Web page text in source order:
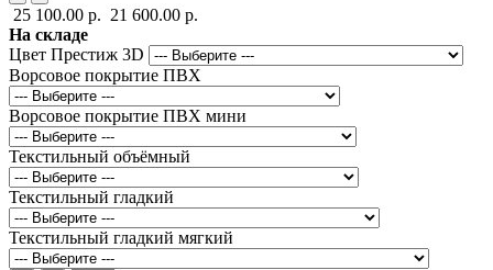
25 100.00 р. 21 600.00 р.
На складе
Цвет Престиж 3D
Ворсовое покрытие ПВХ
Ворсовое покрытие ПВХ мини
Текстильный объёмный
Текстильный гладкий
Текстильный гладкий мягкий